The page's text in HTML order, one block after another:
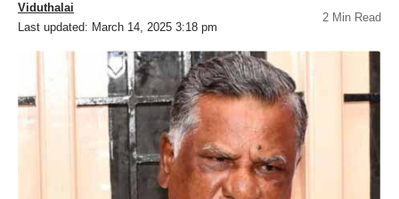
Last updated: March 14, 2025 3:18 pm
Viduthalai
2 Min Read